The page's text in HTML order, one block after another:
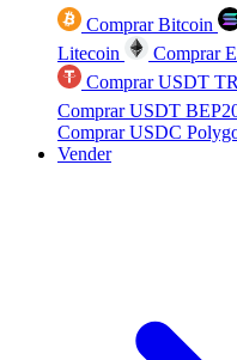
Comprar Bitcoin
Litecoin
Comprar
Comprar USDT
Comprar USDT
Comprar USDC
Vender